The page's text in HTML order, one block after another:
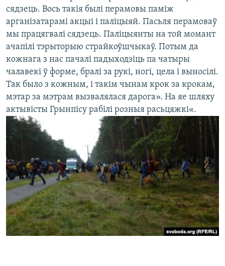
сядзець. Вось такія былі перамовы паміж
арганізатарамі акцыі і паліцыяй. Пасьля перамоваў
мы працягвалі сядзець. Паліцыянты на той момант
ачапілі тэрыторыю страйкоўшчыкаў. Потым да
кожнага з нас пачалі падыходзіць па чатыры
чалавекі ў форме, бралі за рукі, ногі, цела і выносілі.
Так было з кожным, і такім чынам крок за крокам,
мэтар за мэтрам вызвалялася дарога». На яе шляху
актывісты Грынпісу рабілі розныя расьцяжкі«.